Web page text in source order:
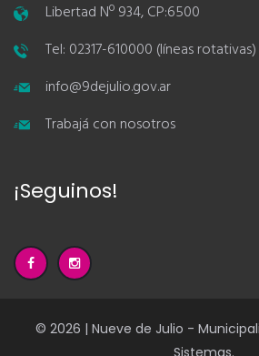
Libertad Nº 934, CP:6500
Tel: 02317-610000 (líneas rotativas)
info@9dejulio.gov.ar
Trabajá con nosotros
¡Seguinos!
© 2026 | Nueve de Julio -